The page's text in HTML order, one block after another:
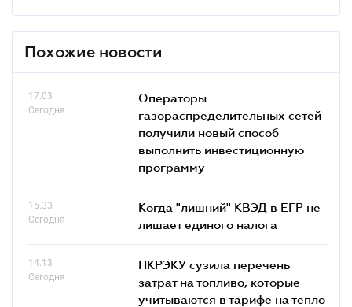
Похожие новости
17.03
Сегодня
Операторы
газораспределительных сетей
получили новый способ
выполнить инвестиционную
программу
15.33
Сегодня
Когда "лишний" КВЭД в ЕГР не
лишает единого налога
14.13
Сегодня
НКРЭКУ сузила перечень
затрат на топливо, которые
учитываются в тарифе на тепло